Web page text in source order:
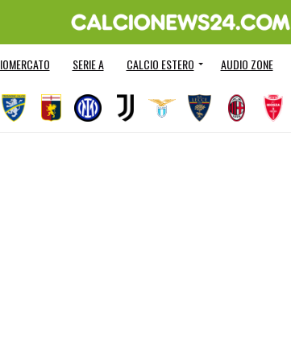
SERIE A CALCIO ESTERO AUDIO ZONE